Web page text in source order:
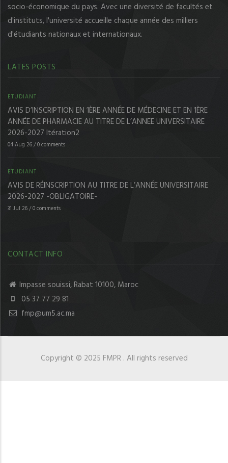
socio-économique du pays. Avec une diversité de facultés et
d'instituts, l'université accueille chaque année des milliers
d'étudiants nationaux et internationaux.
LATES POSTS
ETUDIANT
AVIS D’INSCRIPTION EN 1ÈRE ANNÉE DE MÉDECINE ET EN 1ÈRE
ANNÉE DE PHARMACIE AU TITRE DE L’ANNEE UNIVERSITAIRE
2026-2027 Itération2
04 Aug 26/0 comments
ETUDIANT
AVIS DE RÉINSCRIPTION AU TITRE DE L’ANNÉE UNIVERSITAIRE
2026-2027 -OBLIGATOIRE-
31 Jul 26/0 comments
CONTACT INFO
Impasse souissi, Rabat 10100, Maroc
05 37 77 29 81
fmp@um5.ac.ma
Copyright © 2025 FMPR . All rights reserved